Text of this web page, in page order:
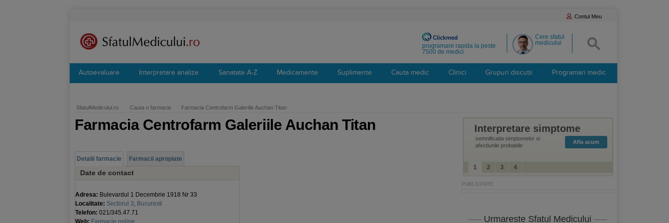
Contul Meu
Cere sfatul
medicului
programare rapida la peste
7500 de medici
Autoevaluare Interpretare analize Sanatate A-Z Medicamente Suplimente Cauta medic Clinici Grupuri discutii Programari medic
SfatulMedicului.ro Cauta o farmacie Farmacia Centrofarm Galeriile Auchan Titan
Farmacia Centrofarm Galeriile Auchan Titan
Detalii farmacie Farmacii apropiate
Date de contact
Adresa: Bulevardul 1 Decembrie 1918 Nr 33
Localitate: Sectorul 3, Bucuresti
Telefon: 021/345.47.71
Web: Farmacie online
Interpretare simptome
semnificatia simptomelor si
afectiunile probabile
Afla acum
1 2 3 4
Urmareste Sfatul Medicului